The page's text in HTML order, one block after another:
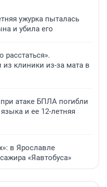
ужурка пыталась
и убила его
клиники из-за мата в
атаке БПЛА погибли
и ее 12-летняя
в Ярославле
«Яавтобуса»